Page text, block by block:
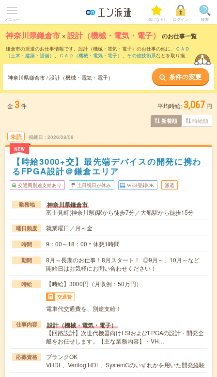
メニュー 気になる! ログイン 検索
神奈川県鎌倉市 ×設計（機械・電気・電子） のお仕事一覧
鎌倉市の派遣のお仕事情報です。設計（機械・電気・電子）のお仕事の他に、
ＣＡＤ
（土木・建築・設備） 、 ＣＡＤ（機械・電気・電子） 、 その他技術系などを取り揃え
設計（機械・電気・電子）のお仕事とは？とは？
神奈川県鎌倉市 / 設計（機械・電気・電子） 条件の変更
全 3件 平均時給: 3,067 円
新着順 時給順
未読
NEW
掲載日 2026/08/08
【時給3000+交】最先端デバイスの開発に携わ
るFPGA設計＠鎌倉エリア
交通費別途支給あり 土日祝日が休み WEB登録OK 派遣
勤務地 神奈川県鎌倉市
富士見町(神奈川県)駅から徒歩7分／大船駅から徒歩15分
曜日頻度 就業曜日／月～金
時間 9：00～18：00＊休憩1時間
期間
8月～長期のお仕事！8月スタート！ ◎9月～、10月～など
開始日はお気軽にお問い合わせください！
時給 【時給】3000円（月収例：50万円）
交通費
電車代交通費を、別途支給！
仕事内容 設計（機械・電気・電子）
【回路設計】次世代機器向けLSIおよびFPGAの設計・開発全
般をお任せします。【主な業務内容】・VH…
応募資格
ブランクOK
VHDL、Verilog HDL、SystemCのいずれかを用いた開発経験